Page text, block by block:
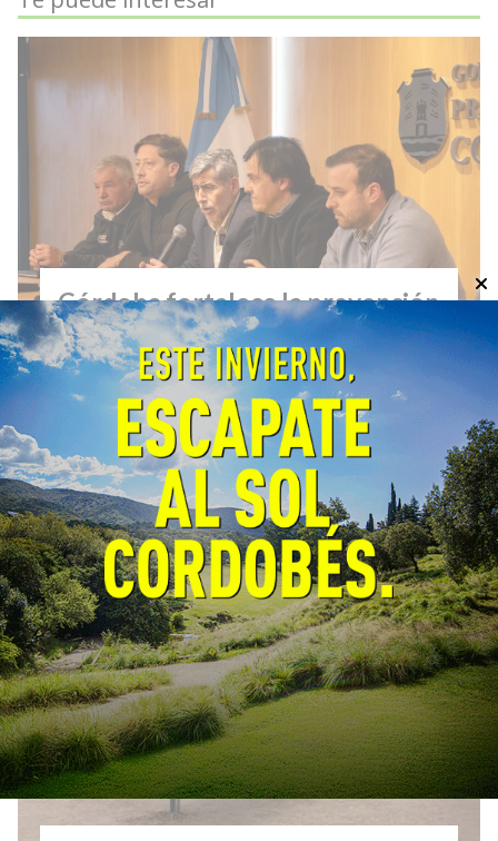
Córdoba fortalece la prevención
y respuesta ante el fenómeno El
Niño
EcoObjetivo
General
06/08/2026
La Provincia y la Nación coordinaron
estrategias de prevención, planificación y
respuesta. El próximo lunes se firmará un
convenio para fortalecer la prevención y el
monitoreo de incendios forestales.